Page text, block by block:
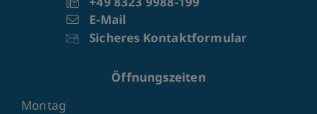
E-Mail
Sicheres Kontaktformular
Öffnungszeiten
Montag